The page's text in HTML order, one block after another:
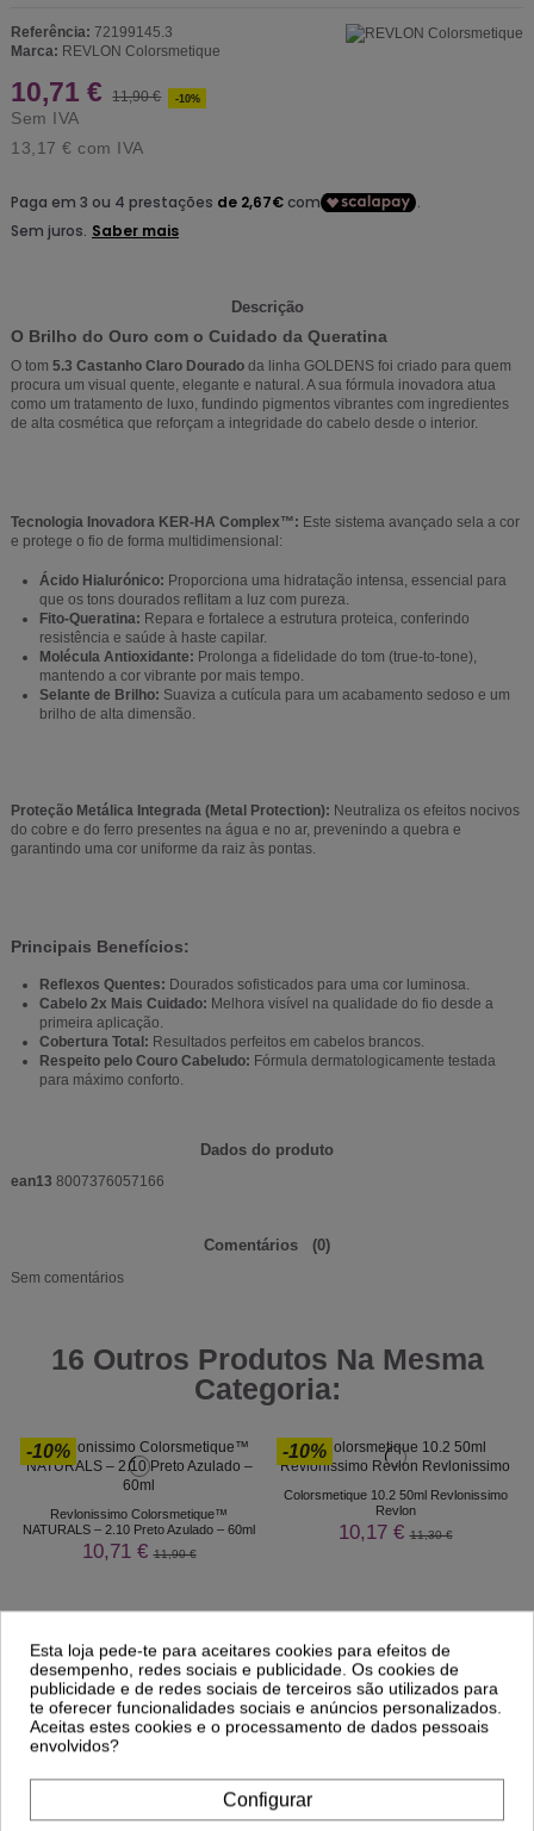
Referência: 72199145.3
Marca: REVLON Colorsmetique
10,71 € 11,90 € -10%
Sem IVA
13,17 € com IVA
Descrição
O Brilho do Ouro com o Cuidado da Queratina
O tom 5.3 Castanho Claro Dourado da linha GOLDENS foi criado para quem
procura um visual quente, elegante e natural. A sua fórmula inovadora atua
como um tratamento de luxo, fundindo pigmentos vibrantes com ingredientes
de alta cosmética que reforçam a integridade do cabelo desde o interior.
Tecnologia Inovadora KER-HA Complex™: Este sistema avançado sela a cor
e protege o fio de forma multidimensional:
Ácido Hialurónico: Proporciona uma hidratação intensa, essencial para
que os tons dourados reflitam a luz com pureza.
Fito-Queratina: Repara e fortalece a estrutura proteica, conferindo
resistência e saúde à haste capilar.
Molécula Antioxidante: Prolonga a fidelidade do tom (true-to-tone),
mantendo a cor vibrante por mais tempo.
Selante de Brilho: Suaviza a cutícula para um acabamento sedoso e um
brilho de alta dimensão.
Proteção Metálica Integrada (Metal Protection): Neutraliza os efeitos nocivos
do cobre e do ferro presentes na água e no ar, prevenindo a quebra e
garantindo uma cor uniforme da raiz às pontas.
Principais Benefícios:
Reflexos Quentes: Dourados sofisticados para uma cor luminosa.
Cabelo 2x Mais Cuidado: Melhora visível na qualidade do fio desde a
primeira aplicação.
Cobertura Total: Resultados perfeitos em cabelos brancos.
Respeito pelo Couro Cabeludo: Fórmula dermatologicamente testada
para máximo conforto.
Dados do produto
ean13 8007376057166
Comentários (0)
Sem comentários
16 Outros Produtos Na Mesma
Categoria:
-10%
Revlonissimo Colorsmetique™
NATURALS – 2.10 Preto Azulado – 60ml
10,71 €11,90 €
-10%
Colorsmetique 10.2 50ml Revlonissimo
Revlon
10,17 €11,30 €
Esta loja pede-te para aceitares cookies para efeitos de
desempenho, redes sociais e publicidade. Os cookies de
publicidade e de redes sociais de terceiros são utilizados para
te oferecer funcionalidades sociais e anúncios personalizados.
Aceitas estes cookies e o processamento de dados pessoais
envolvidos?
Configurar